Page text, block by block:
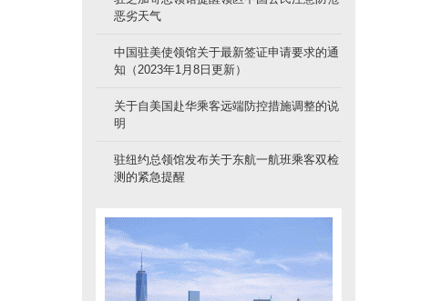
恶劣天气
中国驻美使领馆关于最新签证申请要求的通
知（2023年1月8日更新）
关于自美国赴华乘客远端防控措施调整的说
明
驻纽约总领馆发布关于东航一航班乘客双检
测的紧急提醒